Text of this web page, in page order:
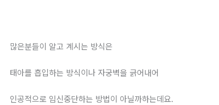
많은분들이 알고 계시는 방식은
태아를 흡입하는 방식이나 자궁벽을 긁어내어
인공적으로 임신중단하는 방법이 아닐까하는데요.